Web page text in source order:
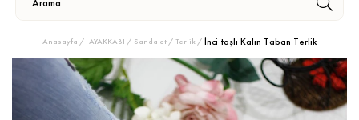
Anasayfa AYAKKABI Sandalet / Terlik İnci taşlı Kalın Taban Terlik